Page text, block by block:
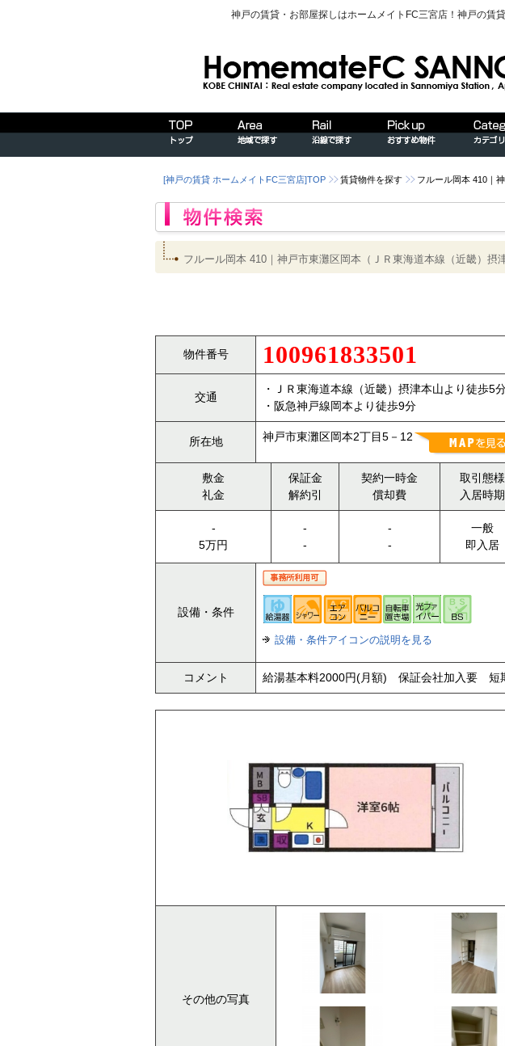
神戸の賃貸・お部屋探しはホームメイトFC三宮店！神戸の賃
[神戸の賃貸 ホームメイトFC三宮店]TOP 賃貸物件を探す フルール岡本 410｜
フルール岡本 410｜神戸市東灘区岡本（ＪＲ東海道本線（近畿）摂
物件番号 100961833501
交通
・ＪＲ東海道本線（近畿）摂津本山より徒歩5
・阪急神戸線岡本より徒歩9分
所在地 神戸市東灘区岡本2丁目5－12
敷金
礼金
保証金
解約引
契約一時金
償却費
取引態様
入居時期
-
5万円
-
-
-
-
一般
即入居
設備・条件
設備・条件アイコンの説明を見る
コメント 給湯基本料2000円(月額) 保証会社加入要 短
その他の写真